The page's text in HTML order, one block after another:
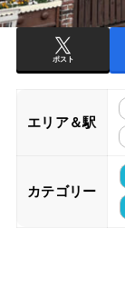
ポスト
エリア＆駅
カテゴリー